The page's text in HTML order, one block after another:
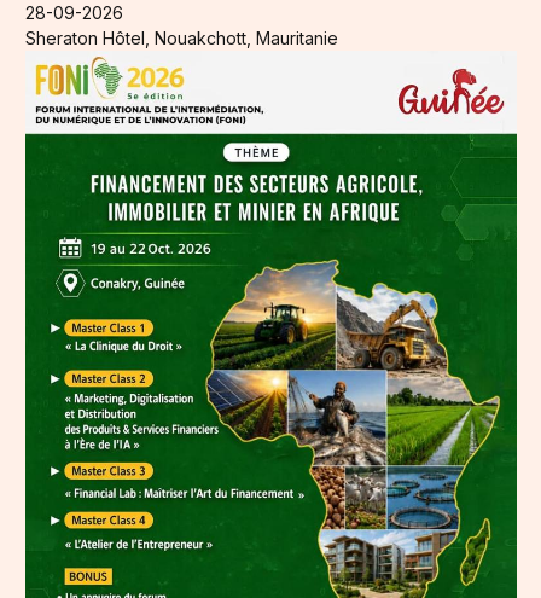
28-09-2026
Sheraton Hôtel, Nouakchott, Mauritanie